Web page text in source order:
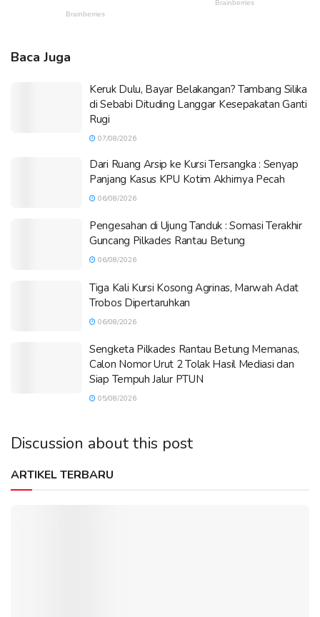
Baca Juga
Keruk Dulu, Bayar Belakangan? Tambang Silika
di Sebabi Dituding Langgar Kesepakatan Ganti
Rugi
07/08/2026
Dari Ruang Arsip ke Kursi Tersangka : Senyap
Panjang Kasus KPU Kotim Akhirnya Pecah
06/08/2026
Pengesahan di Ujung Tanduk : Somasi Terakhir
Guncang Pilkades Rantau Betung
06/08/2026
Tiga Kali Kursi Kosong Agrinas, Marwah Adat
Trobos Dipertaruhkan
06/08/2026
Sengketa Pilkades Rantau Betung Memanas,
Calon Nomor Urut 2 Tolak Hasil Mediasi dan
Siap Tempuh Jalur PTUN
05/08/2026
Discussion about this post
ARTIKEL TERBARU